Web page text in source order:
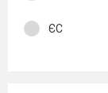
ЄС